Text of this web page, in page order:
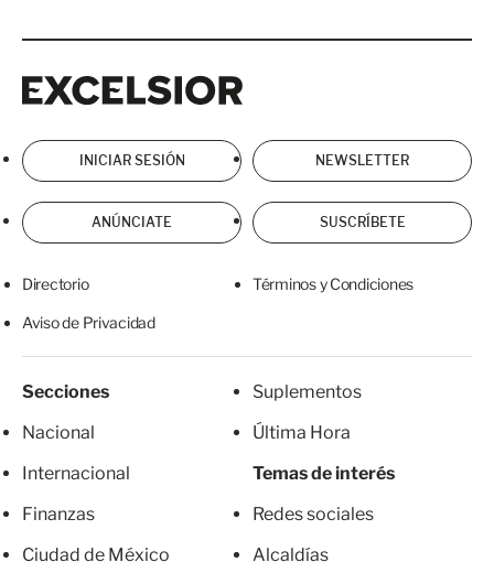
INICIAR SESIÓN NEWSLETTER
ANÚNCIATE SUSCRÍBETE
Directorio Términos y Condiciones
Aviso de Privacidad
Secciones
Nacional
Internacional
Finanzas
Ciudad de México
Suplementos
Última Hora
Temas de interés
Redes sociales
Alcaldías